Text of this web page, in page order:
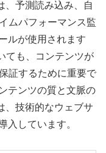
、予測読み込み、自
ムパフォーマンス監
ルが使用されます
ても、コンテンツが
証するために重要で
テンツの質と文脈の
、技術的なウェブサ
入しています。